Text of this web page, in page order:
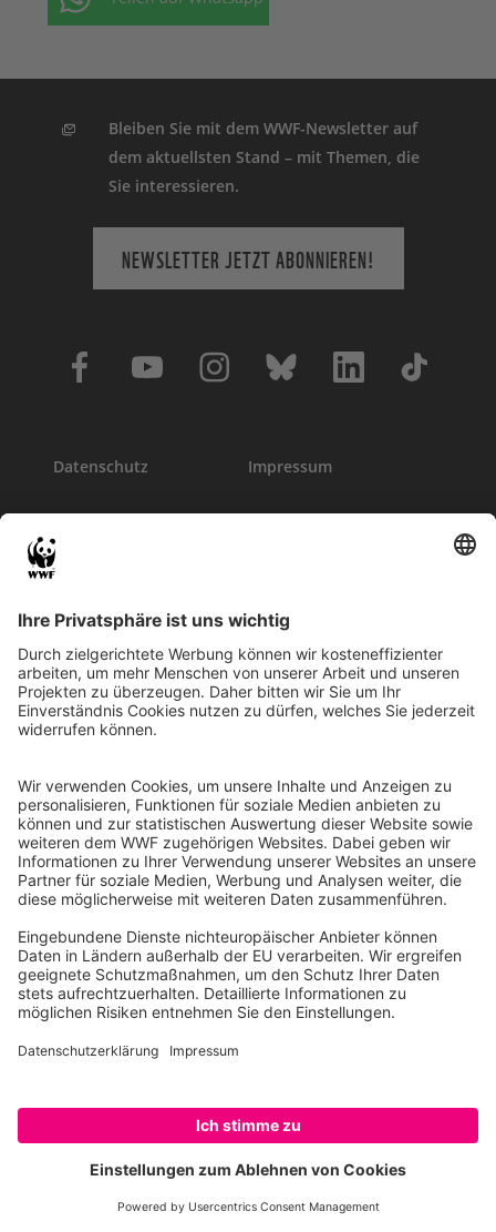
SPENDEN
Bleiben Sie mit dem WWF-Newsletter auf
dem aktuellsten Stand – mit Themen, die
Sie interessieren.
NEWSLETTER JETZT ABONNIEREN!
Datenschutz Impressum
Kontakt
Publikationen WWF Jugend
WWF Junior
WWF-Spendenkonto
WWF Deutschland
IBAN: DE06 5502 0500 0222 2222 22
BIC: BFSWDE33MNZ
SozialBank
IBAN KOPIEREN
QR-CODE FÜR BANKING-APP
WWF Deutschland